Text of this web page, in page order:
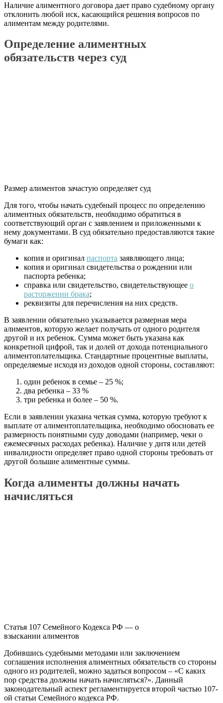
Наличие алиментного договора дает право судебному органу
отклонить любой иск, касающийся решения вопросов по
алиментам между родителями.
Определение алиментных
обязательств через суд
Размер алиментов зачастую определяет суд
Для того, чтобы начать судебный процесс по определению
алиментных обязательств, необходимо обратиться в
соответствующий орган с заявлением и приложенными к
нему документами. В суд обязательно предоставляются такие
бумаги как:
копия и оригинал паспорта заявляющего лица;
копия и оригинал свидетельства о рождении или
паспорта ребенка;
справка или свидетельство, свидетельствующее о
расторжении брака;
реквизиты для перечисления на них средств.
В заявлении обязательно указывается размерная мера
алиментов, которую желает получать от одного родителя
другой и их ребенок. Сумма может быть указана как
конкретной цифрой, так и долей от дохода потенциального
алиментоплательщика. Стандартные процентные выплаты,
определяемые исходя из доходов одной стороны, составляют:
один ребенок в семье – 25 %;
два ребенка – 33 %
три ребенка и более – 50 %.
Если в заявлении указана четкая сумма, которую требуют к
выплате от алиментоплательщика, необходимо обосновать ее
размерность понятными суду доводами (например, чеки о
ежемесячных расходах ребенка). Наличие у дитя или детей
инвалидности определяет право одной стороны требовать от
другой большие алиментные суммы.
Когда алименты должны начать
начисляться
Статья 107 Семейного Кодекса РФ — о
взыскании алиментов
Добившись судебными методами или заключением
соглашения исполнения алиментных обязательств со стороны
одного из родителей, можно задаться вопросом – «С каких
пор средства должны начать начисляться?». Данный
законодательный аспект регламентируется второй частью 107-
ой статьи Семейного кодекса РФ.